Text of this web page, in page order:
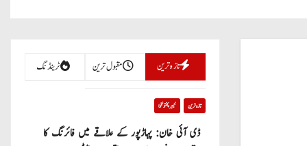
تازہ ترین مقبول ترین ٹرینڈنگ
تازہ ترین خیبر پختونخوا
ڈی آئی خان: پہاڑپور کے علاقے میں فائرنگ کا